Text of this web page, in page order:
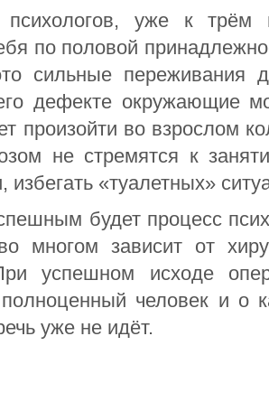
уже к трём
по половой
сильные
дефекте окружающие
произойти во взрослом
не стремятся к
избегать «туалетных»
будет процесс
многом зависит от
успешном исходе
человек и о
уже не идёт.